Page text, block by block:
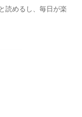
読めるし、毎日が楽